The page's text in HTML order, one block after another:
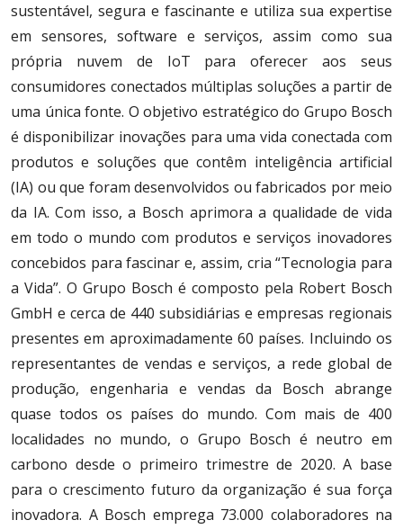
sustentável, segura e fascinante e utiliza sua expertise
em sensores, software e serviços, assim como sua
própria nuvem de IoT para oferecer aos seus
consumidores conectados múltiplas soluções a partir de
uma única fonte. O objetivo estratégico do Grupo Bosch
é disponibilizar inovações para uma vida conectada com
produtos e soluções que contêm inteligência artificial
(IA) ou que foram desenvolvidos ou fabricados por meio
da IA. Com isso, a Bosch aprimora a qualidade de vida
em todo o mundo com produtos e serviços inovadores
concebidos para fascinar e, assim, cria “Tecnologia para
a Vida”. O Grupo Bosch é composto pela Robert Bosch
GmbH e cerca de 440 subsidiárias e empresas regionais
presentes em aproximadamente 60 países. Incluindo os
representantes de vendas e serviços, a rede global de
produção, engenharia e vendas da Bosch abrange
quase todos os países do mundo. Com mais de 400
localidades no mundo, o Grupo Bosch é neutro em
carbono desde o primeiro trimestre de 2020. A base
para o crescimento futuro da organização é sua força
inovadora. A Bosch emprega 73.000 colaboradores na